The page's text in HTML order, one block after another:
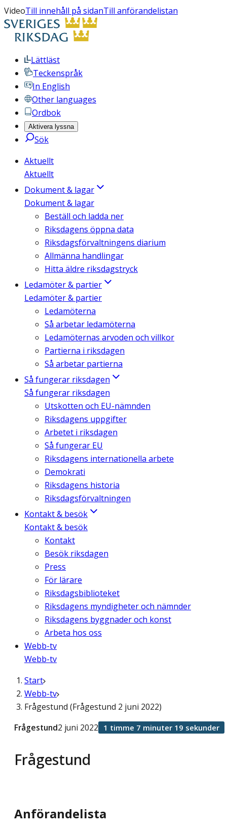
VideoTill innehåll på sidanTill anförandelistan
Lättläst
Teckenspråk
In English
Other languages
Ordbok
Aktivera lyssna
Sök
Aktuellt
Aktuellt
Dokument & lagar
Dokument & lagar
Beställ och ladda ner
Riksdagens öppna data
Riksdagsförvaltningens diarium
Allmänna handlingar
Hitta äldre riksdagstryck
Ledamöter & partier
Ledamöter & partier
Ledamöterna
Så arbetar ledamöterna
Ledamöternas arvoden och villkor
Partierna i riksdagen
Så arbetar partierna
Så fungerar riksdagen
Så fungerar riksdagen
Utskotten och EU-nämnden
Riksdagens uppgifter
Arbetet i riksdagen
Så fungerar EU
Riksdagens internationella arbete
Demokrati
Riksdagens historia
Riksdagsförvaltningen
Kontakt & besök
Kontakt & besök
Kontakt
Besök riksdagen
Press
För lärare
Riksdagsbiblioteket
Riksdagens myndigheter och nämnder
Riksdagens byggnader och konst
Arbeta hos oss
Webb-tv
Webb-tv
Start
Webb-tv
Frågestund (Frågestund 2 juni 2022)
Frågestund
Frågestund2 juni 2022 1 timme 7 minuter 19 sekunder
Anförandelista